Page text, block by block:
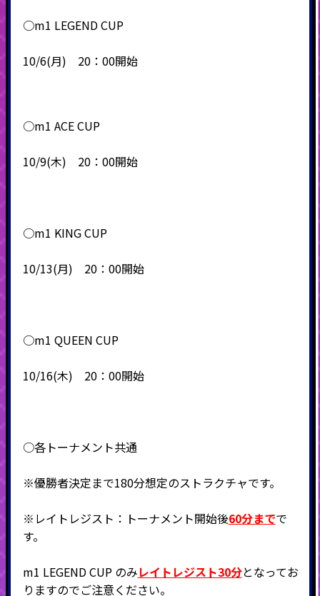
○m1 LEGEND CUP
10/6(月) 20：00開始
○m1 ACE CUP
10/9(木) 20：00開始
○m1 KING CUP
10/13(月) 20：00開始
○m1 QUEEN CUP
10/16(木) 20：00開始
○各トーナメント共通
※優勝者決定まで180分想定のストラクチャです。
※レイトレジスト：トーナメント開始後60分までで
す。
m1 LEGEND CUP のみレイトレジスト30分となってお
りますのでご注意ください。